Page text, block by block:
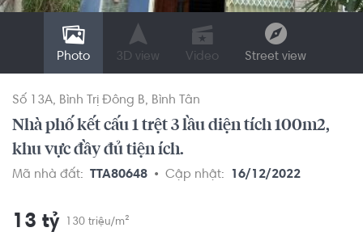
Photo 3D view Video Street view
Số 13A Bình Trị Đông B Bình Tân
Nhà phố kết cấu 1 trệt 3 lầu diện tích 100m2,
khu vực đầy đủ tiện ích.
Mã nhà đất: TTA80648 Cập nhật: 16/12/2022
13 tỷ 130 triệu/m²